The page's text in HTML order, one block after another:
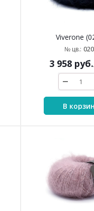
Viverone
№ цв.:
3 958 руб.
В